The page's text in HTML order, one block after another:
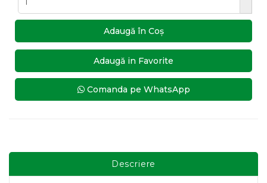
Adaugă în Coş
Adaugă in Favorite
Comanda pe WhatsApp
Descriere